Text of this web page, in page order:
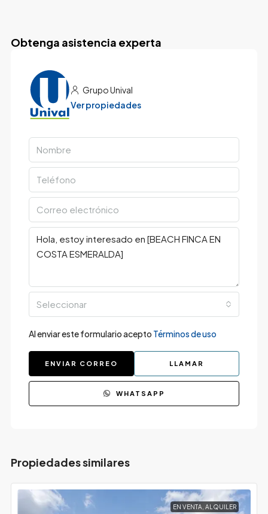
Obtenga asistencia experta
Grupo Unival
Ver propiedades
Seleccionar
Al enviar este formulario acepto Términos de uso
ENVIAR CORREO LLAMAR
WHATSAPP
Propiedades similares
EN VENTA, ALQUILER